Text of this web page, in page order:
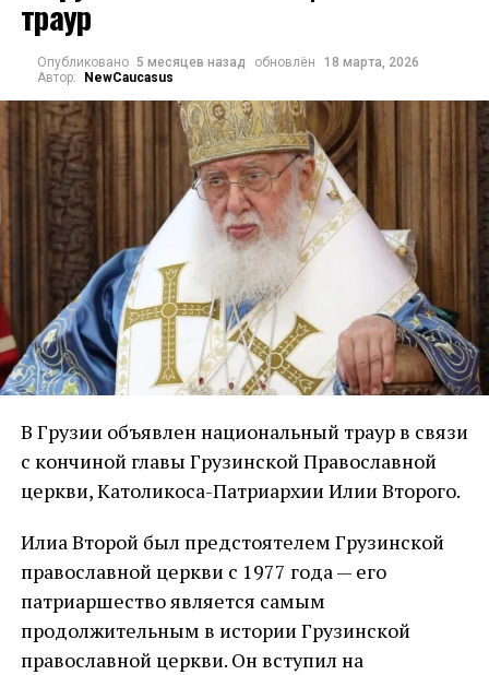
траур
Опубликовано 5 месяцев назад обновлён
18 марта, 2026
Автор:
NewCaucasus
В Грузии объявлен национальный траур в связи
с кончиной главы Грузинской Православной
церкви, Католикоса-Патриархии Илии Второго.
Илиа Второй был предстоятелем Грузинской
православной церкви с 1977 года — его
патриаршество является самым
продолжительным в истории Грузинской
православной церкви. Он вступил на